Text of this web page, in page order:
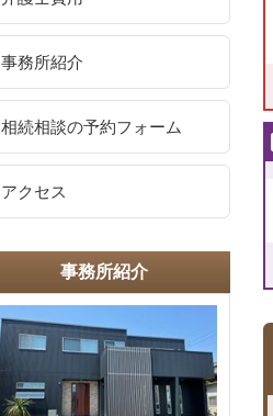
事務所紹介
相続相談の予約フォーム
アクセス
事務所紹介